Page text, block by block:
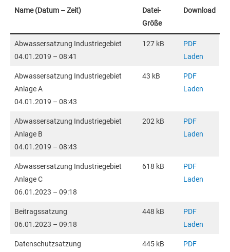
Name (Datum – Zeit)
Datei-
Größe
Download
Abwassersatzung Industriegebiet
04.01.2019 – 08:41
127 kB
PDF
Laden
Abwassersatzung Industriegebiet
Anlage A
04.01.2019 – 08:43
43 kB
PDF
Laden
Abwassersatzung Industriegebiet
Anlage B
04.01.2019 – 08:43
202 kB
PDF
Laden
Abwassersatzung Industriegebiet
Anlage C
06.01.2023 – 09:18
618 kB
PDF
Laden
Beitragssatzung
06.01.2023 – 09:18
448 kB
PDF
Laden
Datenschutzsatzung
445 kB
PDF